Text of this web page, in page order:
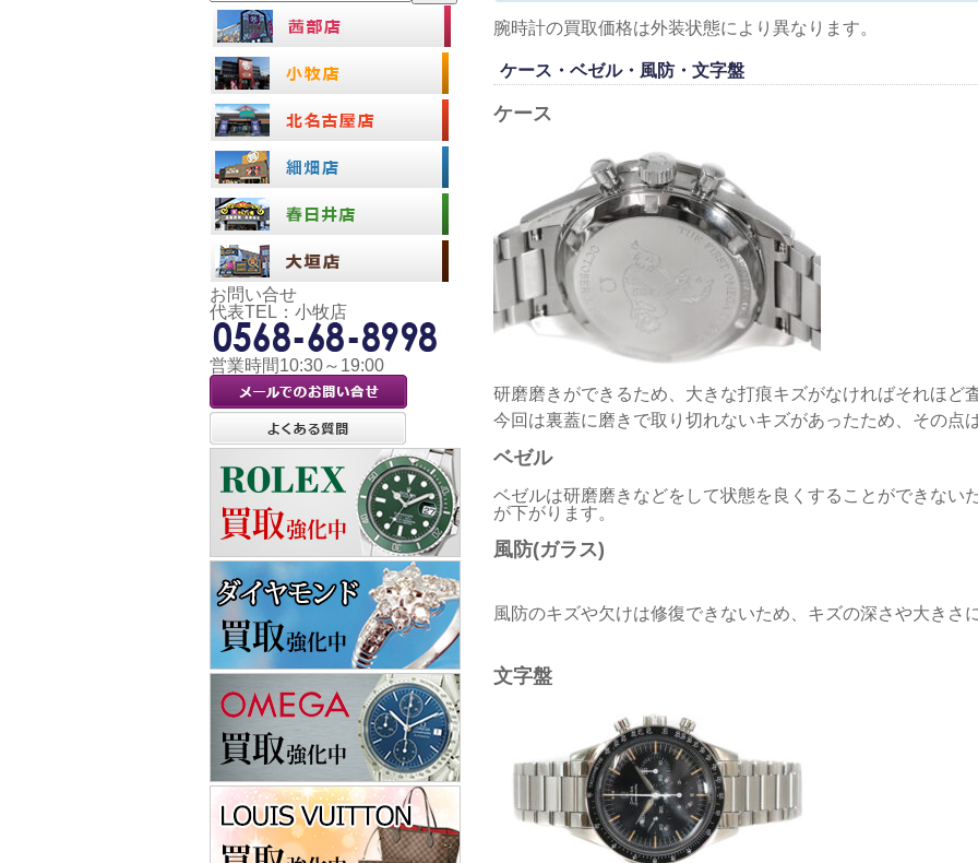
腕時計の買取価格は外装状態により異なります。
ケース・ベゼル・風防・文字盤
ケース
研磨磨きができるため、大きな打痕キズがなければそれほど
今回は裏蓋に磨きで取り切れないキズがあったため、その点
ベゼル
ベゼルは研磨磨きなどをして状態を良くすることができない
が下がります。
風防(ガラス)
風防のキズや欠けは修復できないため、キズの深さや大きさ
文字盤
お問い合せ
代表TEL：小牧店
営業時間10:30～19:00